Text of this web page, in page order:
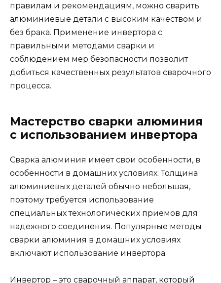
правилам и рекомендациям, можно сварить
алюминиевые детали с высоким качеством и
без брака. Применение инвертора с
правильными методами сварки и
соблюдением мер безопасности позволит
добиться качественных результатов сварочного
процесса.
Мастерство сварки алюминия
с использованием инвертора
Сварка алюминия имеет свои особенности, в
особенности в домашних условиях. Толщина
алюминиевых деталей обычно небольшая,
поэтому требуется использование
специальных технологических приемов для
надежного соединения. Популярные методы
сварки алюминия в домашних условиях
включают использование инвертора.
Инвертор – это сварочный аппарат, который